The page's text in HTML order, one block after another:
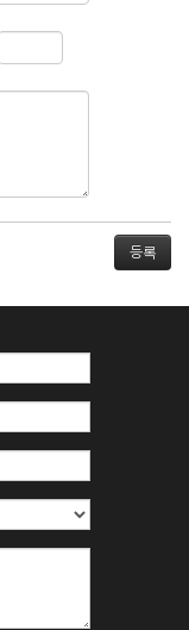
약관에 동의한
자의 실명 확인 절
회원 1인당 한 개
하고자 하는 경
하지 않은 자의 일
용한 경우
비스를 이용할
복사하여 이용하
청하는 경우
국가비상사태, 정